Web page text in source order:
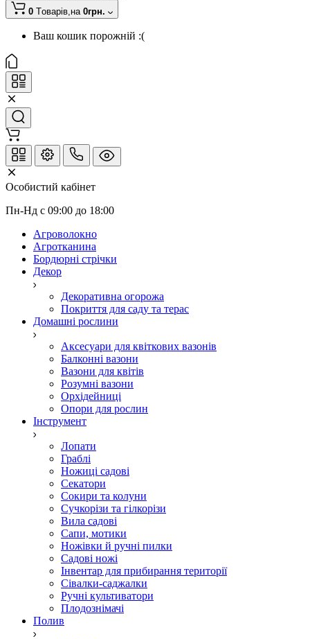
0 Tоварів,на 0грн.
Ваш кошик порожній :(
Особистий кабінет
Пн-Нд с 09:00 до 18:00
Агроволокно
Агротканина
Бордюрні стрічки
Декор
Декоративна огорожа
Покриття для саду та терас
Домашні рослини
Аксесуари для квіткових вазонів
Балконні вазони
Вазони для квітів
Розумні вазони
Орхідейниці
Опори для рослин
Інструмент
Лопати
Граблі
Ножиці садові
Секатори
Сокири та колуни
Сучкорізи та гілкорізи
Вила садові
Сапи, мотики
Ножівки й ручні пилки
Садові ножі
Інвентар для прибирання території
Сівалки-саджалки
Ручні культиватори
Плодознімачі
Полив